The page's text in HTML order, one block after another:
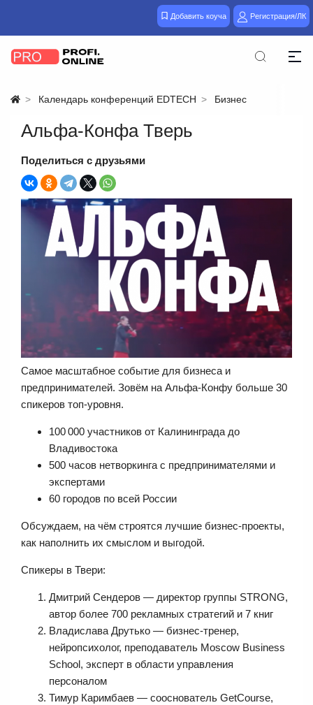
Добавить коуча Регистрация/ЛК
Календарь конференций EDTECH Бизнес
Альфа‑Конфа Тверь
Поделиться с друзьями
Самое масштабное событие для бизнеса и
предпринимателей. Зовём на Альфа‑Конфу больше 30
спикеров топ-уровня.
100 000 участников от Калининграда до
Владивостока
500 часов нетворкинга с предпринимателями и
экспертами
60 городов по всей России
Обсуждаем, на чём строятся лучшие бизнес-проекты,
как наполнить их смыслом и выгодой.
Спикеры в Твери:
Дмитрий Сендеров — директор группы STRONG,
автор более 700 рекламных стратегий и 7 книг
Владислава Друтько — бизнес-тренер,
нейропсихолог, преподаватель Moscow Business
School, эксперт в области управления
персоналом
Тимур Каримбаев — сооснователь GetCourse,